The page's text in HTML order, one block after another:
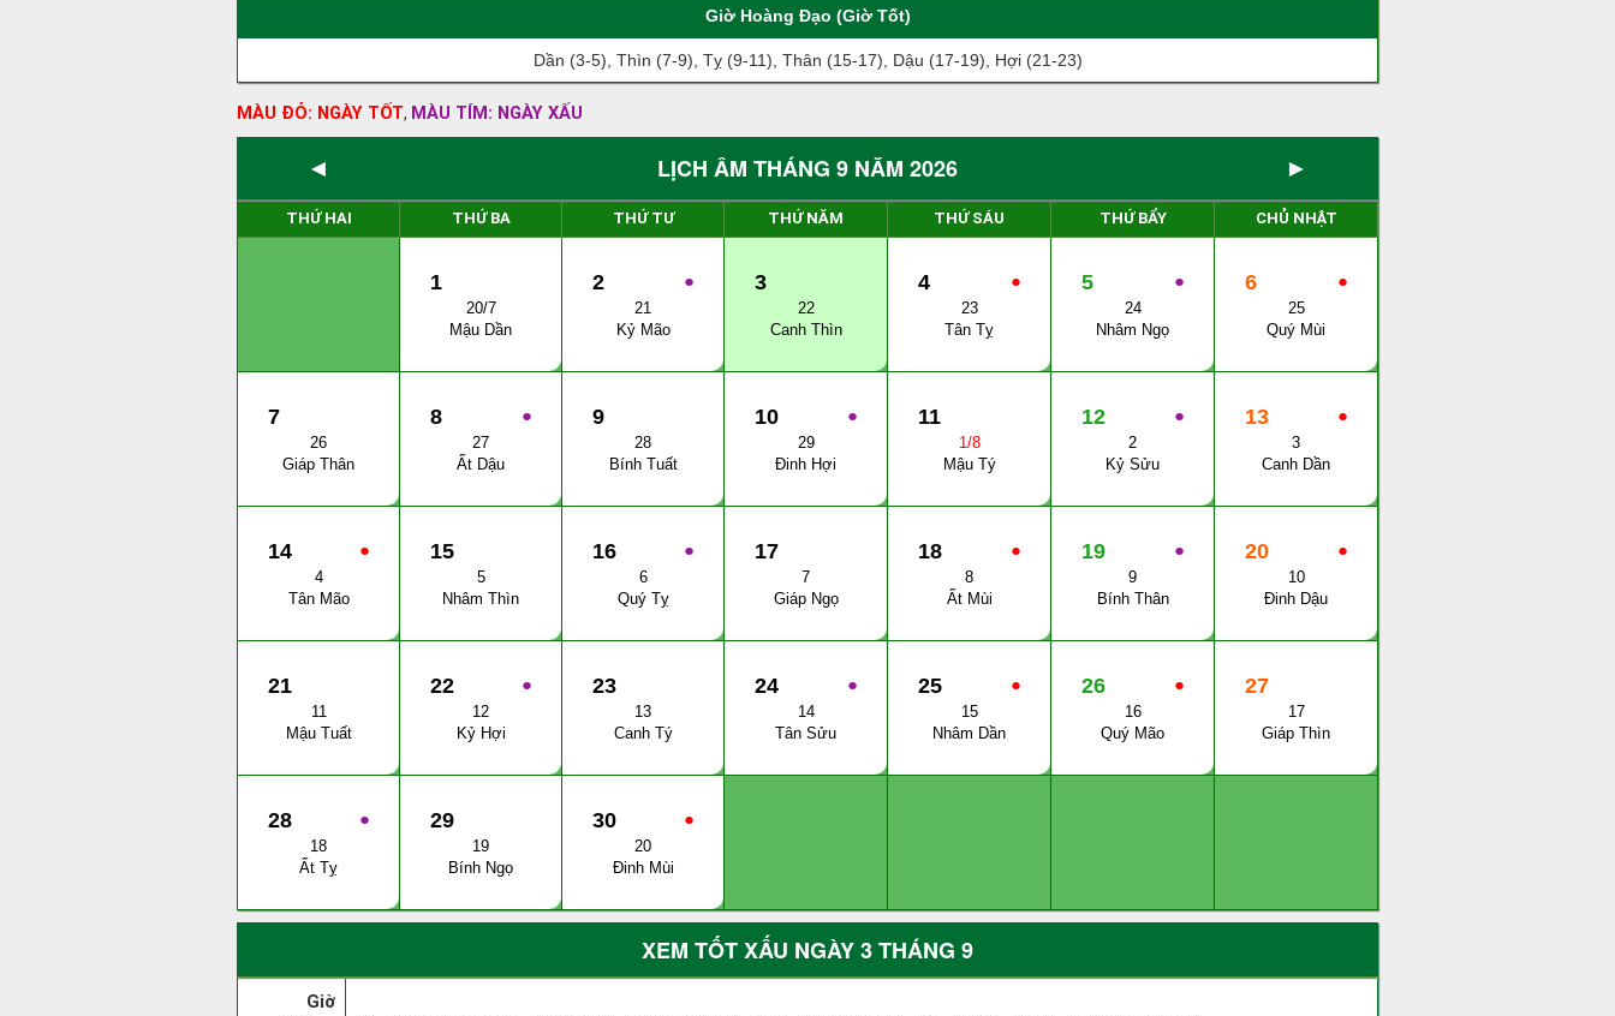
Giờ Hoàng Đạo (Giờ Tốt)
Dần (3-5), Thìn (7-9), Tỵ (9-11), Thân (15-17), Dậu (17-19), Hợi (21-23)
MÀU ĐỎ: NGÀY TỐT, MÀU TÍM: NGÀY XẤU
◄ LỊCH ÂM THÁNG 9 NĂM 2026 ►
THỨ HAI THỨ BA THỨ TƯ THỨ NĂM THỨ SÁU THỨ BẨY CHỦ NHẬT
1
20/7
Mậu Dần
●
2
21
Kỷ Mão
3
22
Canh Thìn
●
4
23
Tân Tỵ
●
5
24
Nhâm Ngọ
●
6
25
Quý Mùi
7
26
Giáp Thân
●
8
27
Ất Dậu
9
28
Bính Tuất
●
10
29
Đinh Hợi
11
1/8
Mậu Tý
●
12
2
Kỷ Sửu
●
13
3
Canh Dần
●
14
4
Tân Mão
15
5
Nhâm Thìn
●
16
6
Quý Tỵ
17
7
Giáp Ngọ
●
18
8
Ất Mùi
●
19
9
Bính Thân
●
20
10
Đinh Dậu
21
11
Mậu Tuất
●
22
12
Kỷ Hợi
23
13
Canh Tý
●
24
14
Tân Sửu
●
25
15
Nhâm Dần
●
26
16
Quý Mão
27
17
Giáp Thìn
●
28
18
Ất Tỵ
29
19
Bính Ngọ
●
30
20
Đinh Mùi
XEM TỐT XẤU NGÀY 3 THÁNG 9
Giờ